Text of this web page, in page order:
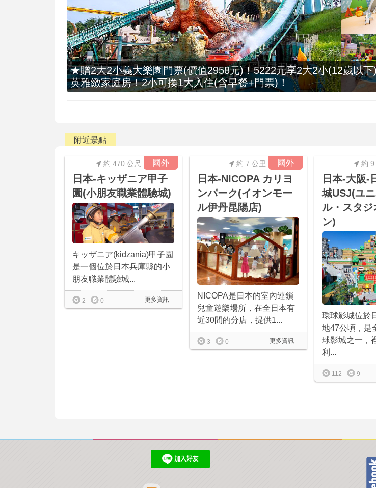
★贈2大2小義大樂園門票(價值2958元)！5222元享2大2小(12歲以下
英雅緻家庭房！2小可換1大入住(含早餐+門票)！
附近景點
國外
約 470 公尺
日本-キッザニア甲子
園(小朋友職業體驗城)
キッザニア(kidzania)甲子園
是一個位於日本兵庫縣的小
朋友職業體驗城...
更多資訊
2 0
國外
約 7 公里
日本-NICOPA カリヨ
ンパーク(イオンモー
ル伊丹昆陽店)
NICOPA是日本的室內連鎖
兒童遊樂場所，在全日本有
近30間的分店，提供1...
更多資訊
3 0
約 9
日本-大阪-
城USJ(ユ
ル・スタ
ン)
環球影城位於
地47公頃，是
球影城之一，
利...
112 9